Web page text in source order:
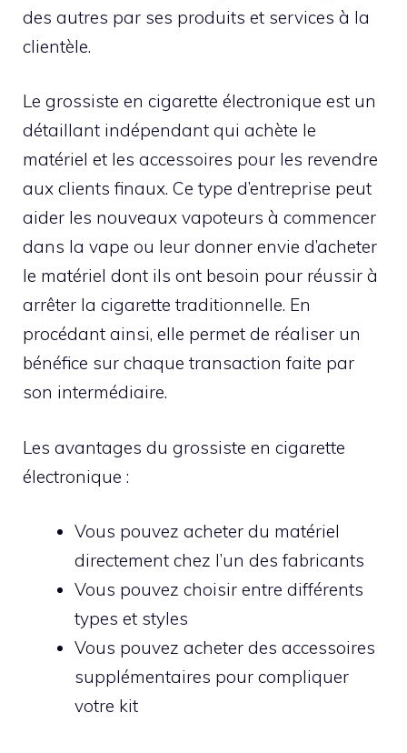
des autres par ses produits et services à la
clientèle.
Le grossiste en cigarette électronique est un
détaillant indépendant qui achète le
matériel et les accessoires pour les revendre
aux clients finaux. Ce type d’entreprise peut
aider les nouveaux vapoteurs à commencer
dans la vape ou leur donner envie d’acheter
le matériel dont ils ont besoin pour réussir à
arrêter la cigarette traditionnelle. En
procédant ainsi, elle permet de réaliser un
bénéfice sur chaque transaction faite par
son intermédiaire.
Les avantages du grossiste en cigarette
électronique :
Vous pouvez acheter du matériel
directement chez l’un des fabricants
Vous pouvez choisir entre différents
types et styles
Vous pouvez acheter des accessoires
supplémentaires pour compliquer
votre kit